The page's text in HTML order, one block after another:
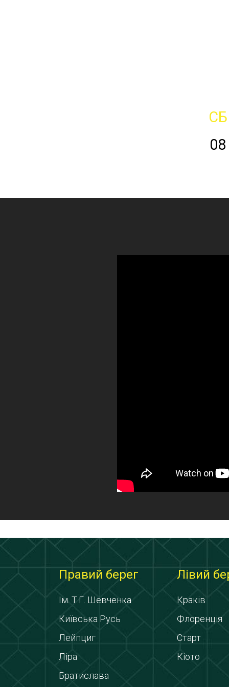
СБ
08
Правий берег
Ім. Т.Г. Шевченка
Київська Русь
Лейпциг
Ліра
Братислава
Лівий
Краків
Флоренція
Старт
Кіото